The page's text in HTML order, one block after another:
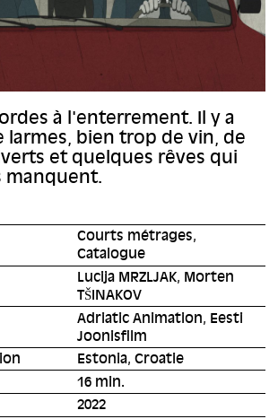
à l'enterrement. Il y a
larmes, bien trop de vin, de
et quelques rêves qui
manquent.
Courts métrages,
Catalogue
Lucija MRZLJAK, Morten
TŠINAKOV
Adriatic Animation, Eesti
Joonisfilm
Estonia, Croatie
16 min.
2022